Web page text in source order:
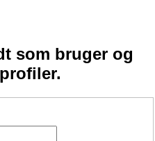
som bruger og